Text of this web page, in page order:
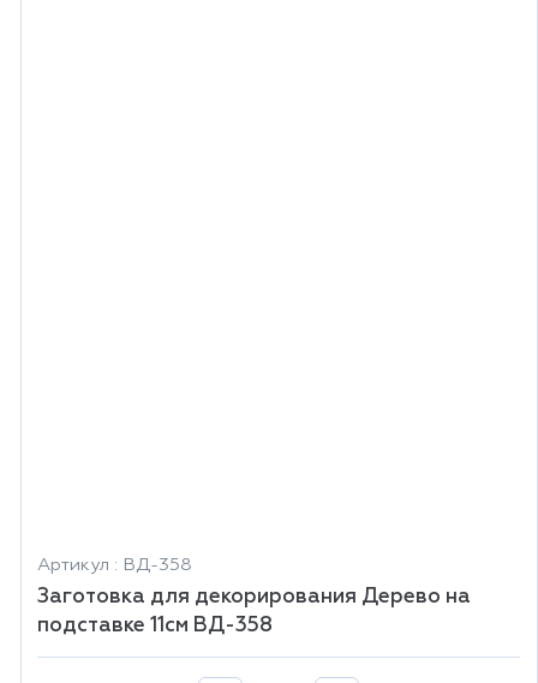
Артикул : ВД-358
Заготовка для декорирования Дерево на
подставке 11см ВД-358